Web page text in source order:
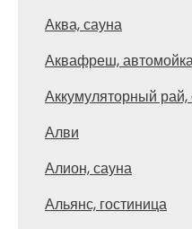
Аква, сауна
Аквафреш,
Аккумуляторный рай,
Алви
Алион, сауна
Альянс, гостиница